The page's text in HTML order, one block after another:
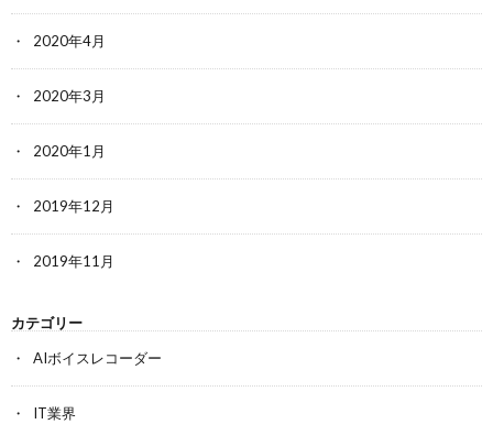
2020年4月
2020年3月
2020年1月
2019年12月
2019年11月
カテゴリー
AIボイスレコーダー
IT業界